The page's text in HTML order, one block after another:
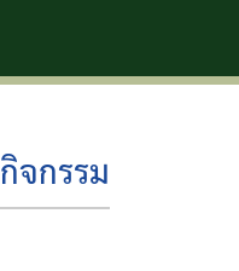
กิจกรรม